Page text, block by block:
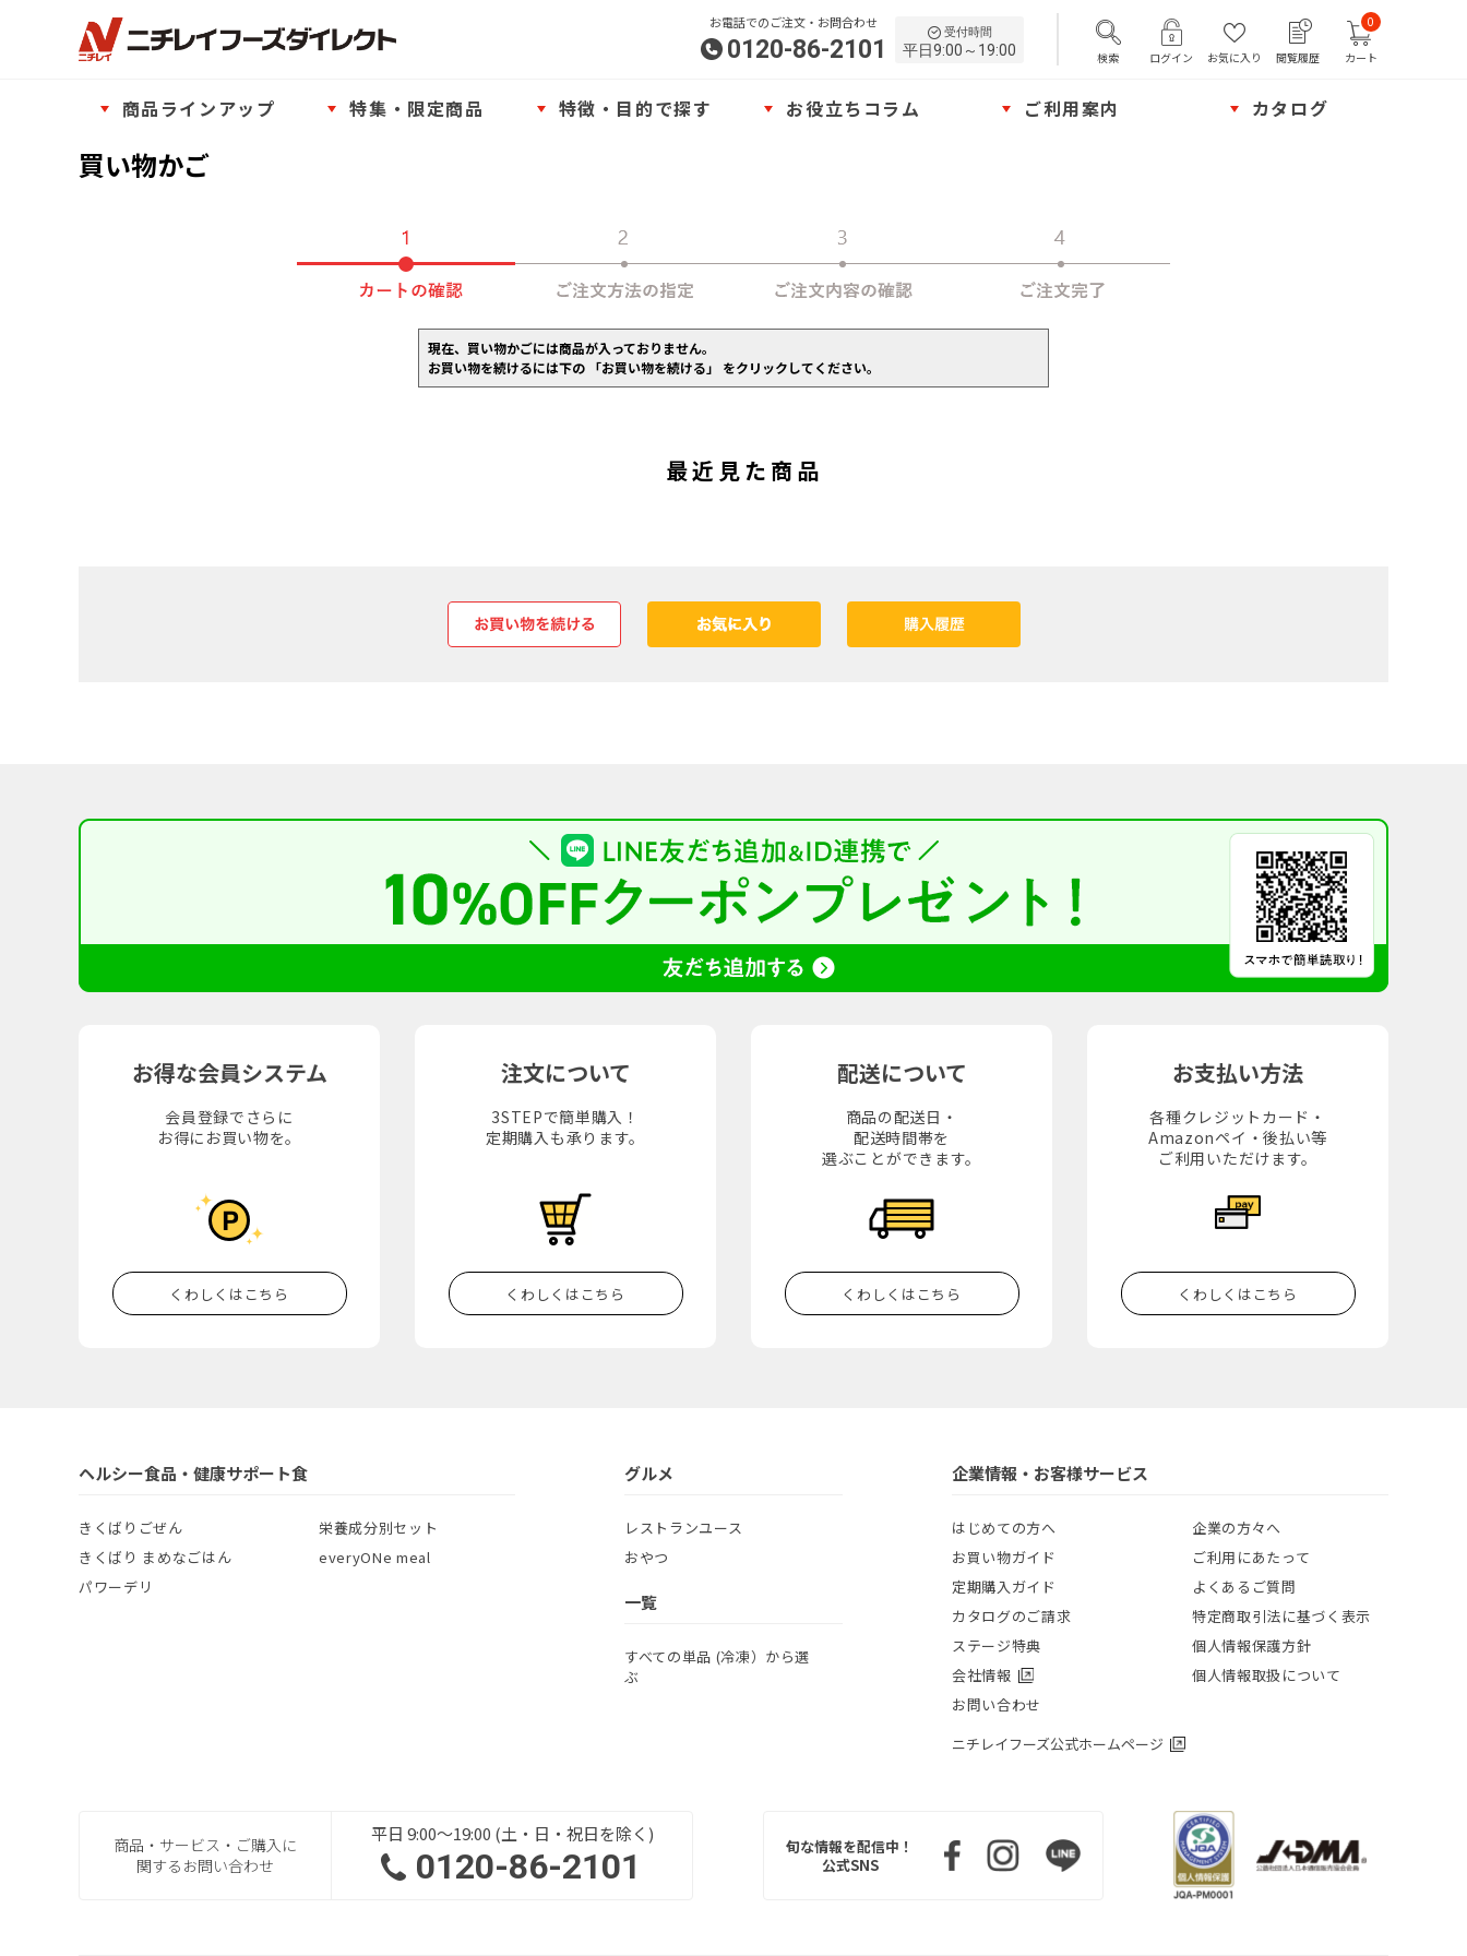
お電話でのご注文・お問合わせ
0120-86-2101
受付時間
平日9:00～19:00 検索 ログイン お気に入り 閲覧履歴 カート
0
商品ラインアップ 特集・限定商品 特徴・目的で探す お役立ちコラム ご利用案内 カタログ
買い物かご
現在、買い物かごには商品が入っておりません。
お買い物を続けるには下の 「お買い物を続ける」 をクリックしてください。
最近見た商品
お得な会員システム
会員登録でさらに
お得にお買い物を。
くわしくはこちら
注文について
3STEPで簡単購入！
定期購入も承ります。
くわしくはこちら
配送について
商品の配送日・
配送時間帯を
選ぶことができます。
くわしくはこちら
お支払い方法
各種クレジットカード・
Amazonペイ・後払い等
ご利用いただけます。
くわしくはこちら
ヘルシー食品・健康サポート食
きくばりごぜん
きくばり まめなごはん
パワーデリ
栄養成分別セット
everyONe meal
グルメ
レストランユース
おやつ
一覧
すべての単品 (冷凍）から選
ぶ
企業情報・お客様サービス
はじめての方へ
お買い物ガイド
定期購入ガイド
カタログのご請求
ステージ特典
会社情報
お問い合わせ
企業の方々へ
ご利用にあたって
よくあるご質問
特定商取引法に基づく表示
個人情報保護方針
個人情報取扱について
ニチレイフーズ公式ホームページ
商品・サービス・ご購入に
関するお問い合わせ
平日 9:00～19:00 (土・日・祝日を除く)
0120-86-2101
旬な情報を配信中！
公式SNS